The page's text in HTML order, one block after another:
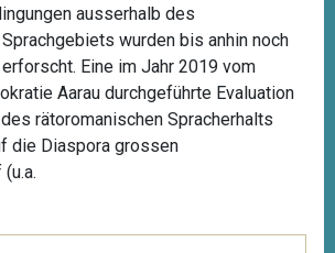
ausserhalb des
wurden bis anhin noch
Eine im Jahr 2019 vom
Aarau durchgeführte Evaluation
rätoromanischen Spracherhalts
die Diaspora grossen